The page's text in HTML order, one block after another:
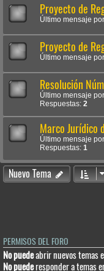
Proyecto de
Último mensaje por
Proyecto de
Último mensaje por
Resolución
Último mensaje por
Respuestas: 2
Marco Jurídico
Último mensaje por
Respuestas: 1
Nuevo Tema
PERMISOS DEL FORO
No puedeabrir nuevos temas
No puederesponder a temas